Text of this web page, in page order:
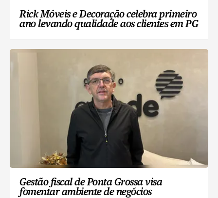
Rick Móveis e Decoração celebra primeiro
ano levando qualidade aos clientes em PG
Gestão fiscal de Ponta Grossa visa
fomentar ambiente de negócios